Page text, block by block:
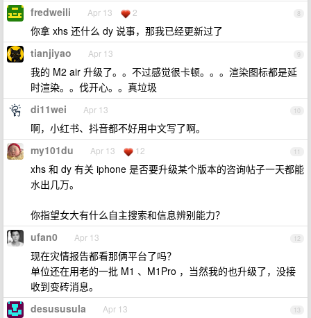
8
fredweili Apr 13 2
你拿 xhs 还什么 dy 说事，那我已经更新过了
9
tianjiyao Apr 13
我的 M2 air 升级了。。不过感觉很卡顿。。。渲染图标都是延
时渲染。。伐开心。。真垃圾
10
di11wei Apr 13
啊，小红书、抖音都不好用中文写了啊。
11
my101du Apr 13 12
xhs 和 dy 有关 iphone 是否要升级某个版本的咨询帖子一天都能
水出几万。
你指望女大有什么自主搜索和信息辨别能力？
12
ufan0 Apr 13
现在灾情报告都看那俩平台了吗？
单位还在用老的一批 M1 、M1Pro ，当然我的也升级了，没接
收到变砖消息。
13
desususula Apr 13